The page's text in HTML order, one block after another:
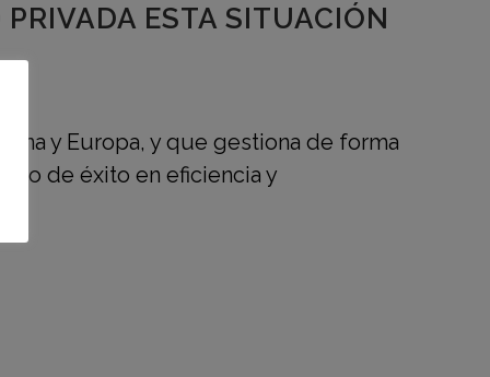
ESTA SITUACIÓN
y Europa, y que gestiona de forma
de éxito en eficiencia y